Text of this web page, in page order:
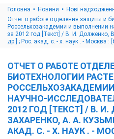
Головна Новини Нові
Отчет о работе отделения защиты и
Россельхозакадемии и выполнении
за 2012 год [Текст] / В. И. Долженко,
др.] ; Рос. акад. с. - х. наук . - Москва :
ОТЧЕТ О РАБОТЕ
БИОТЕХНОЛОГИИ
НАУЧНО-
2012 ГОД [ТЕКСТ] / В.
ЗАХАРЕНКО, А. А.
АКАД. С. - Х. НАУК . -